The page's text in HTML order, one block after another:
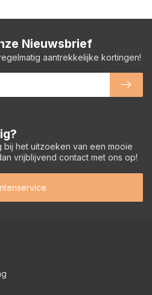
het uitzoeken van een mooie
vrijblijvend contact met ons op!
Nieuwsbrief
aantrekkelijke kortingen!